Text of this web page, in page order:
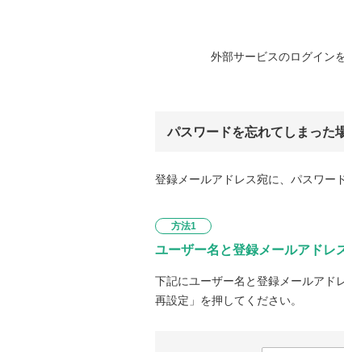
外部サービスのログイン
パスワードを忘れてしまった
登録メールアドレス宛に、パスワー
方法1
ユーザー名と登録メールアドレ
下記にユーザー名と登録メールアド
再設定」を押してください。